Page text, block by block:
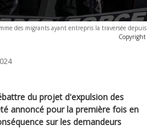
des migrants ayant entrepris la traversée
du projet d'expulsion des
annoncé pour la première fois en
sur les demandeurs